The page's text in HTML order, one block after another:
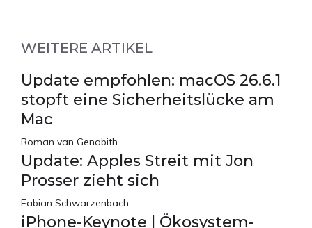
WEITERE ARTIKEL
Update empfohlen: macOS 26.6.1
stopft eine Sicherheitslücke am
Mac
Roman van Genabith
Update: Apples Streit mit Jon
Prosser zieht sich
Fabian Schwarzenbach
iPhone-Keynote | Ökosystem-